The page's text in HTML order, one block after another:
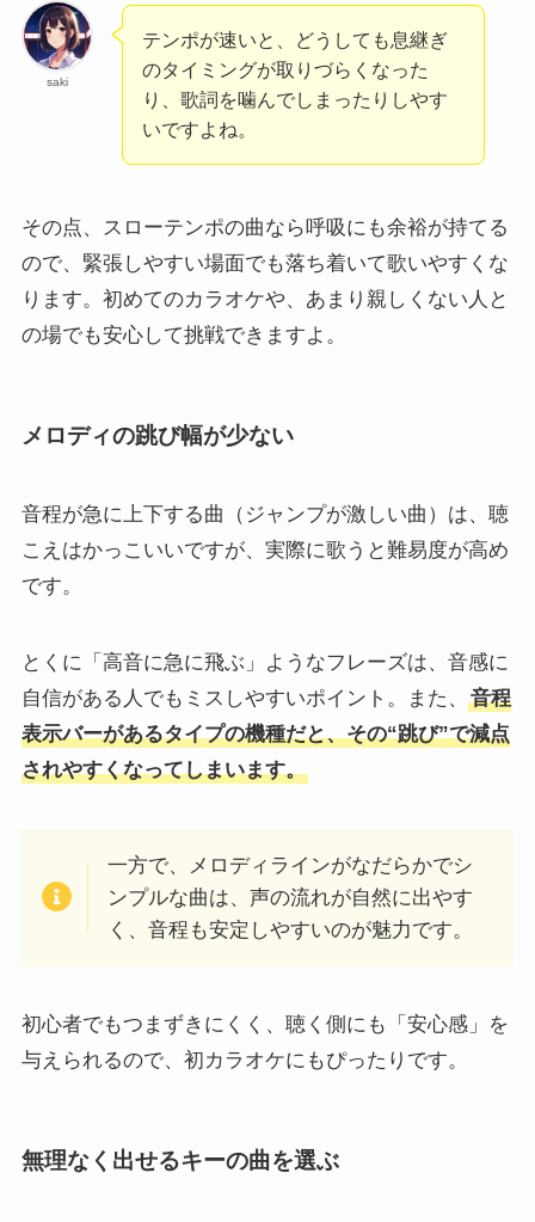
saki
テンポが速いと、どうしても息継ぎ
のタイミングが取りづらくなった
り、歌詞を噛んでしまったりしやす
いですよね。
その点、スローテンポの曲なら呼吸にも余裕が持てる
ので、緊張しやすい場面でも落ち着いて歌いやすくな
ります。初めてのカラオケや、あまり親しくない人と
の場でも安心して挑戦できますよ。
メロディの跳び幅が少ない
音程が急に上下する曲（ジャンプが激しい曲）は、聴
こえはかっこいいですが、実際に歌うと難易度が高め
です。
とくに「高音に急に飛ぶ」ようなフレーズは、音感に
自信がある人でもミスしやすいポイント。また、
音程
表示バーがあるタイプの機種だと、その“跳び”で減点
されやすくなってしまいます。
一方で、メロディラインがなだらかでシ
ンプルな曲は、声の流れが自然に出やす
く、音程も安定しやすいのが魅力です。
初心者でもつまずきにくく、聴く側にも「安心感」を
与えられるので、初カラオケにもぴったりです。
無理なく出せるキーの曲を選ぶ